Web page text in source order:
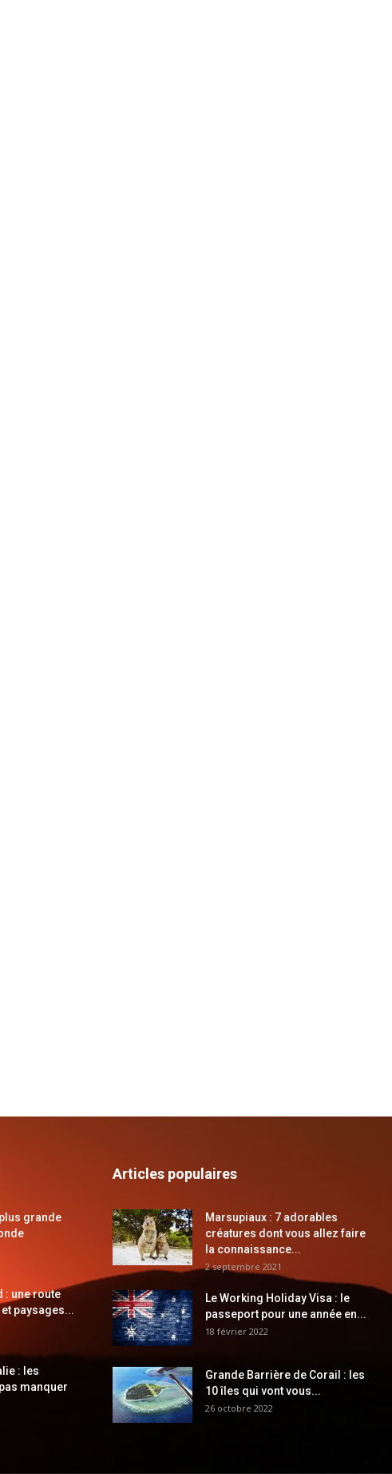
grande
: une route
paysages...
: les
manquer
Articles populaires
Marsupiaux : 7 adorables
créatures dont vous allez faire
la connaissance...
2 septembre 2021
Le Working Holiday Visa : le
passeport pour une année en...
18 février 2022
Grande Barrière de Corail : les
10 îles qui vont vous...
26 octobre 2022